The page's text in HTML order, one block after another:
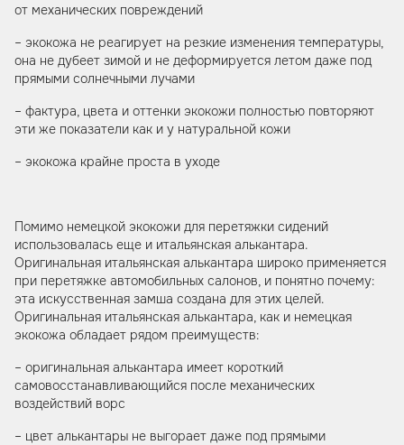
от механических повреждений
– экокожа не реагирует на резкие изменения температуры,
она не дубеет зимой и не деформируется летом даже под
прямыми солнечными лучами
– фактура, цвета и оттенки экокожи полностью повторяют
эти же показатели как и у натуральной кожи
– экокожа крайне проста в уходе
Помимо немецкой экокожи для перетяжки сидений
использовалась еще и итальянская алькантара.
Оригинальная итальянская алькантара широко применяется
при перетяжке автомобильных салонов, и понятно почему:
эта искусственная замша создана для этих целей.
Оригинальная итальянская алькантара, как и немецкая
экокожа обладает рядом преимуществ:
– оригинальная алькантара имеет короткий
самовосстанавливающийся после механических
воздействий ворс
– цвет алькантары не выгорает даже под прямыми